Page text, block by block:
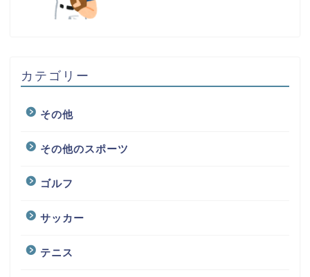
カテゴリー
その他
その他のスポーツ
ゴルフ
サッカー
テニス